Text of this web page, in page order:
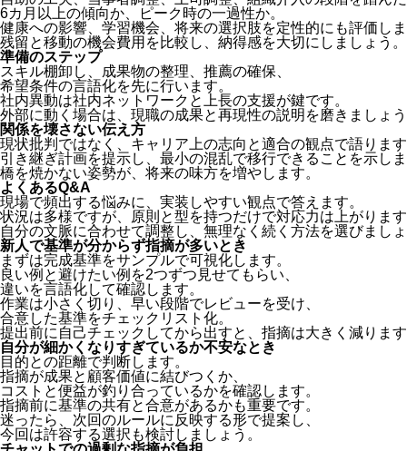
6カ月以上の傾向か、ピーク時の一過性か。
健康への影響、学習機会、将来の選択肢を定性的にも評価し
残留と移動の機会費用を比較し、納得感を大切にしましょう。
準備のステップ
スキル棚卸し、成果物の整理、推薦の確保、
希望条件の言語化を先に行います。
社内異動は社内ネットワークと上長の支援が鍵です。
外部に動く場合は、現職の成果と再現性の説明を磨きましょ
関係を壊さない伝え方
現状批判ではなく、キャリア上の志向と適合の観点で語りま
引き継ぎ計画を提示し、最小の混乱で移行できることを示し
橋を焼かない姿勢が、将来の味方を増やします。
よくあるQ&A
現場で頻出する悩みに、実装しやすい観点で答えます。
状況は多様ですが、原則と型を持つだけで対応力は上がりま
自分の文脈に合わせて調整し、無理なく続く方法を選びまし
新人で基準が分からず指摘が多いとき
まずは完成基準をサンプルで可視化します。
良い例と避けたい例を2つずつ見せてもらい、
違いを言語化して確認します。
作業は小さく切り、早い段階でレビューを受け、
合意した基準をチェックリスト化。
提出前に自己チェックしてから出すと、指摘は大きく減りま
自分が細かくなりすぎているか不安なとき
目的との距離で判断します。
指摘が成果と顧客価値に結びつくか、
コストと便益が釣り合っているかを確認します。
指摘前に基準の共有と合意があるかも重要です。
迷ったら、次回のルールに反映する形で提案し、
今回は許容する選択も検討しましょう。